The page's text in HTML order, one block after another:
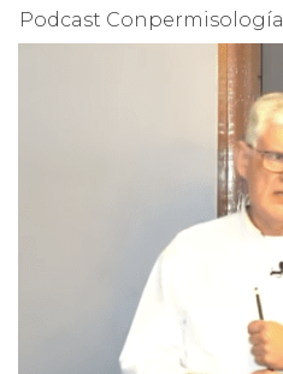
Podcast Conpermisología